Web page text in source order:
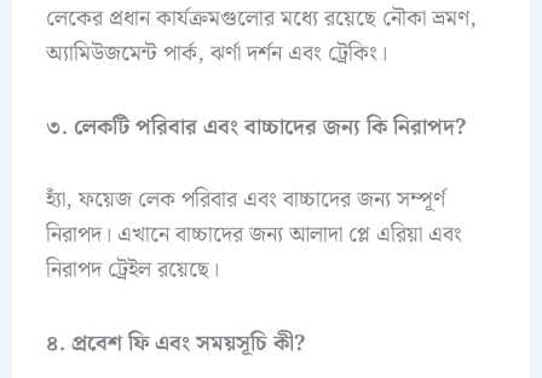
লেকের প্রধান কার্যক্রমগুলোর মধ্যে রয়েছে নৌকা ভ্রমণ,
অ্যামিউজমেন্ট পার্ক, ঝর্ণা দর্শন এবং ট্রেকিং।
৩. লেকটি পরিবার এবং বাচ্চাদের জন্য কি নিরাপদ?
হ্যাঁ, ফয়েজ লেক পরিবার এবং বাচ্চাদের জন্য সম্পূর্ণ
নিরাপদ। এখানে বাচ্চাদের জন্য আলাদা প্লে এরিয়া এবং
নিরাপদ ট্রেইল রয়েছে।
৪. প্রবেশ ফি এবং সময়সূচি কী?